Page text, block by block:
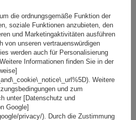
den
die ordnungsgemäße Funktion der
soziale Funktionen anzubieten, den
und Marketingaktivitäten ausführen
von unseren vertrauenswürdigen
werden auch für Personalisierung
Informationen finden Sie in der
Weitere
und zum
unter [Datenschutz und
Google]
privacy/). Durch die Zustimmung